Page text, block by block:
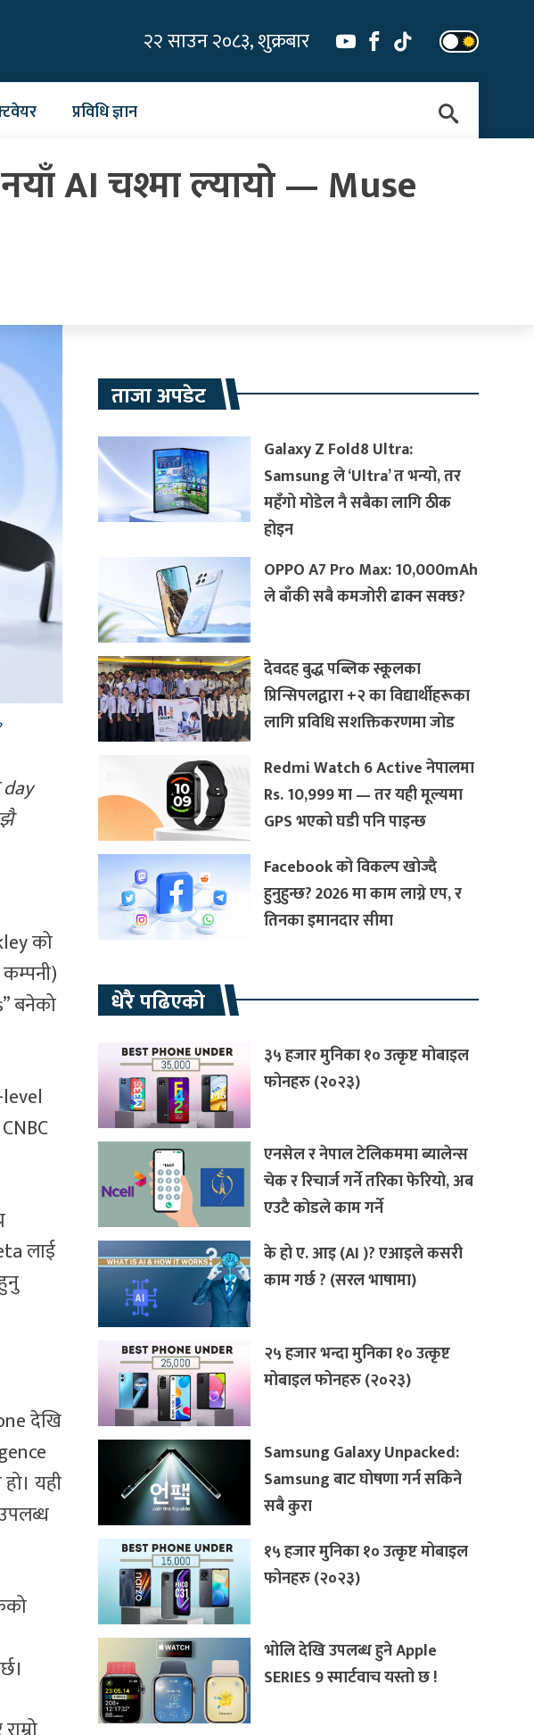
२२ साउन २०८३, शुक्रबार
प्रविधि ज्ञान
AI चश्मा ल्यायो — Muse
को
बनेको
लाई
देखि
यही
ताजा अपडेट
Galaxy Z Fold8 Ultra:
Samsung ले ‘Ultra’ त भन्यो, तर
महँगो मोडेल नै सबैका लागि ठीक
होइन
OPPO A7 Pro Max: 10,000mAh
ले बाँकी सबै कमजोरी ढाक्न सक्छ?
देवदह बुद्ध पब्लिक स्कूलका
प्रिन्सिपलद्वारा +२ का विद्यार्थीहरूका
लागि प्रविधि सशक्तिकरणमा जोड
Redmi Watch 6 Active नेपालमा
Rs. 10,999 मा — तर यही मूल्यमा
GPS भएको घडी पनि पाइन्छ
Facebook को विकल्प खोज्दै
हुनुहुन्छ? 2026 मा काम लाग्ने एप, र
तिनका इमानदार सीमा
धेरै पढिएको
३५ हजार मुनिका १० उत्कृष्ट मोबाइल
फोनहरु (२०२३)
एनसेल र नेपाल टेलिकममा ब्यालेन्स
चेक र रिचार्ज गर्ने तरिका फेरियो, अब
एउटै कोडले काम गर्ने
के हो ए. आइ (AI )? एआइले कसरी
काम गर्छ ? (सरल भाषामा)
२५ हजार भन्दा मुनिका १० उत्कृष्ट
मोबाइल फोनहरु (२०२३)
Samsung Galaxy Unpacked:
Samsung बाट घोषणा गर्न सकिने
सबै कुरा
१५ हजार मुनिका १० उत्कृष्ट मोबाइल
फोनहरु (२०२३)
भोलि देखि उपलब्ध हुने Apple
SERIES 9 स्मार्टवाच यस्तो छ !